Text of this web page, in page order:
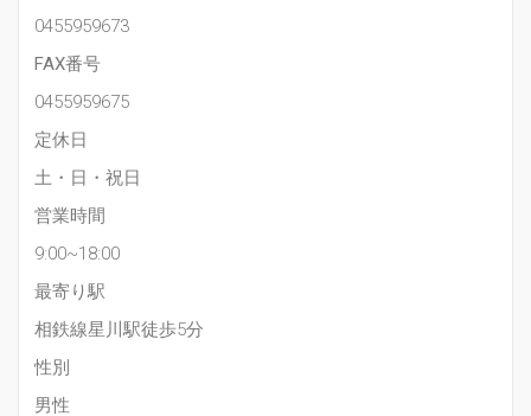
0455959673
FAX番号
0455959675
定休日
土・日・祝日
営業時間
9:00~18:00
最寄り駅
相鉄線星川駅徒歩5分
性別
男性